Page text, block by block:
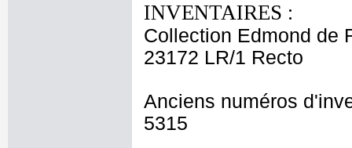
INVENTAIRES :
Collection Edmond de
23172 LR/1 Recto
Anciens numéros
5315